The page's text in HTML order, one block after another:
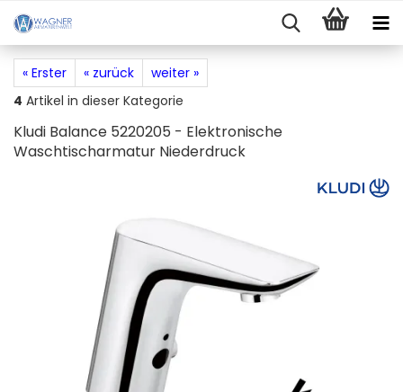
« Erster « zurück
weiter »
4 Artikel in dieser Kategorie
Kludi Balance 5220205 - Elektronische
Waschtischarmatur Niederdruck